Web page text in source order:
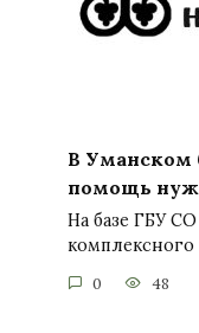
В Уманском
помощь
На базе ГБУ
комплексного
0 48